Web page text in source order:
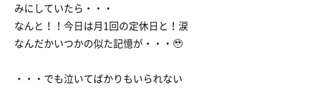
みにしていたら・・・
なんと！！今日は月1回の定休日と！涙
なんだかいつかの似た記憶が・・・🥹
・・・でも泣いてばかりもいられない